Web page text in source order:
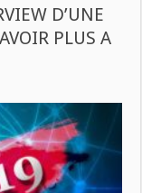
D’UNE
PLUS A